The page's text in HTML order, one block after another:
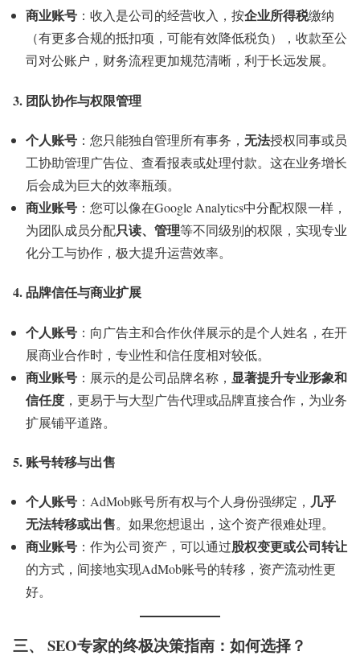
商业账号 ：收入是公司的经营收入，按企业所得税缴纳
（有更多合规的抵扣项，可能有效降低税负），收款至公
司对公账户，财务流程更加规范清晰，利于长远发展。
3. 团队协作与权限管理
个人账号 ：您只能独自管理所有事务， 无法授权同事或员
工协助管理广告位、查看报表或处理付款。这在业务增长
后会成为巨大的效率瓶颈。
商业账号 ：您可以像在Google Analytics中分配权限一样，
为团队成员分配只读、管理等不同级别的权限，实现专业
化分工与协作，极大提升运营效率。
4. 品牌信任与商业扩展
个人账号 ：向广告主和合作伙伴展示的是个人姓名，在开
展商业合作时，专业性和信任度相对较低。
商业账号 ：展示的是公司品牌名称， 显著提升专业形象和
信任度 ，更易于与大型广告代理或品牌直接合作，为业务
扩展铺平道路。
5. 账号转移与出售
个人账号 ：AdMob账号所有权与个人身份强绑定， 几乎
无法转移或出售。如果您想退出，这个资产很难处理。
商业账号 ：作为公司资产，可以通过股权变更或公司转让
的方式，间接地实现AdMob账号的转移，资产流动性更
好。
三、 SEO专家的终极决策指南：如何选择？